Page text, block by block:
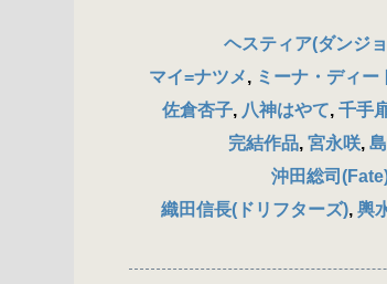
ヘスティア(ダンジ
マイ=ナツメ, ミーナ・ディー
佐倉杏子, 八神はやて, 千手
完結作品, 宮永咲,
沖田総司
織田信長(ドリフターズ), 輿